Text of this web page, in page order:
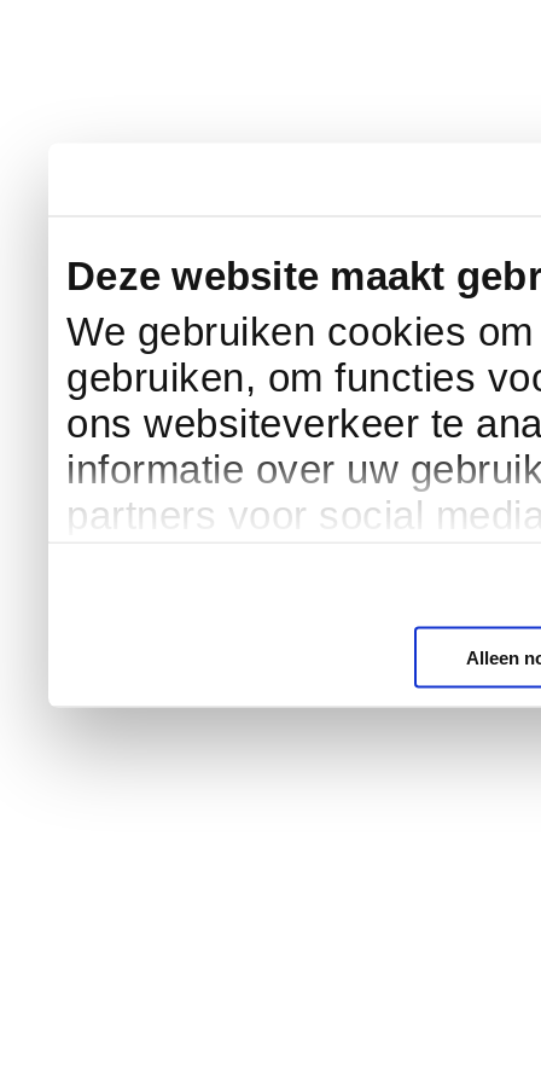
Deze website maakt
We gebruiken cookies
gebruiken, om functies
ons websiteverkeer te
informatie over uw
partners voor social
Alleen